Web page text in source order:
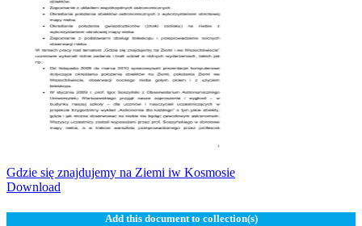
Gdzie się znajdujemy na Ziemi iw Kosmosie
Download
Add this document to collection(s)